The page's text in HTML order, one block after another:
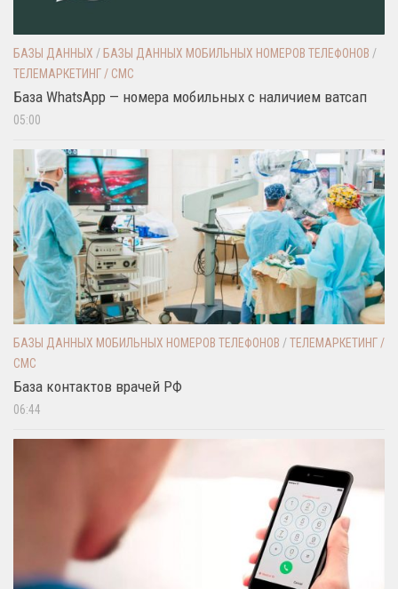
БАЗЫ ДАННЫХ / БАЗЫ ДАННЫХ МОБИЛЬНЫХ НОМЕРОВ ТЕЛЕФОНОВ /
ТЕЛЕМАРКЕТИНГ / СМС
База WhatsApp — номера мобильных с наличием ватсап
05:00
БАЗЫ ДАННЫХ МОБИЛЬНЫХ НОМЕРОВ ТЕЛЕФОНОВ /ТЕЛЕМАРКЕТИНГ /
СМС
База контактов врачей РФ
06:44